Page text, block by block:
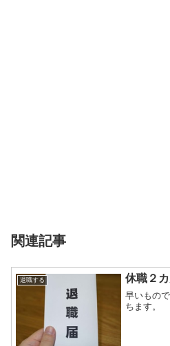
関連記事
退職する 休職２
早いもの
ちます。